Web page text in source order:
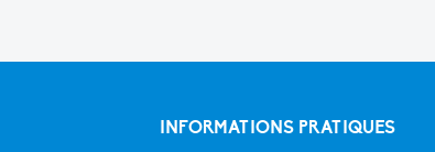
INFORMATIONS PRATIQUES